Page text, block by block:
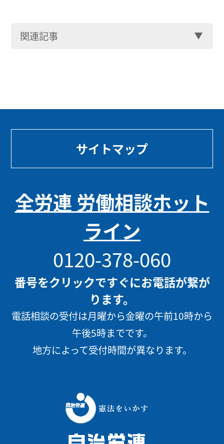
関連記事
サイトマップ
全労連 労働相談ホット
ライン
0120-378-060
番号をクリックですぐにお電話が繋が
ります。
電話相談の受付は月曜から金曜の午前10時から
午後5時までです。
地方によって受付時間が異なります。